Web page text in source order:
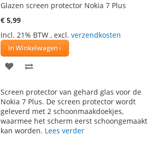
Glazen screen protector Nokia 7 Plus
€ 5,99
Incl. 21% BTW , excl. verzendkosten
In Winkelwagen
VOEG
AAN
VERLANGLIJST
TE
VERGELIJKEN
Screen protector van gehard glas voor de
Nokia 7 Plus. De screen protector wordt
geleverd met 2 schoonmaakdoekjes,
waarmee het scherm eerst schoongemaakt
kan worden. Lees verder